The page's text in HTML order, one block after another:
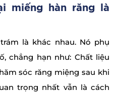
miếng hàn răng là
là khác nhau. Nó phụ
chẳng hạn như: Chất liệu
sóc răng miệng sau khi
trọng nhất vẫn là cách